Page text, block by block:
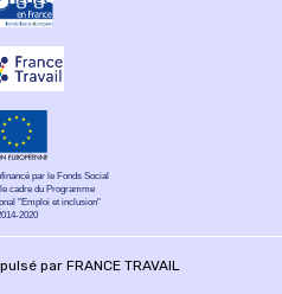
par le Fonds Social
cadre du Programme
"Emploi et inclusion"
2020
par FRANCE TRAVAIL